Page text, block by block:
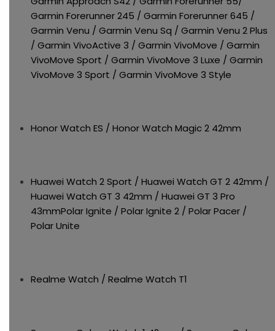
Garmin Forerunner 245 / Garmin Forerunner 645 /
Garmin Venu / Garmin Venu Sq / Garmin Venu 2 Plus
/ Garmin VivoActive 3 / Garmin VivoMove / Garmin
VivoMove Sport / Garmin VivoMove 3 Luxe / Garmin
VivoMove 3 Sport / Garmin VivoMove 3 Style
Honor Watch ES / Honor Watch Magic 2 42mm
Huawei Watch 2 Sport / Huawei Watch GT 2 42mm /
Huawei Watch GT 3 42mm / Huawei GT 3 Pro
43mmPolar Ignite / Polar Ignite 2 / Polar Pacer /
Polar Unite
Realme Watch / Realme Watch T1